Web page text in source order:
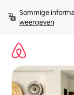
direct
naar
Sommige
weergeven